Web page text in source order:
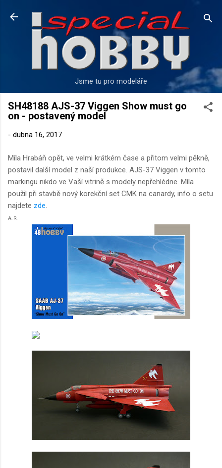
Přeskočit na hlavní obsah
Jsme tu pro modeláře
SH48188 AJS-37 Viggen Show must go
on - postavený model
- dubna 16, 2017
Míla Hrabáň opět, ve velmi krátkém čase a přitom velmi pěkně,
postavil další model z naší produkce. AJS-37 Viggen v tomto
markingu nikdo ve Vaší vitrině s modely nepřehlédne. Míla
použil při stavbě nový korekční set CMK na canardy, info o setu
najdete zde.
A. R.